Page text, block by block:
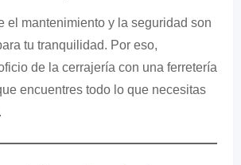
el mantenimiento y la seguridad son
tu tranquilidad. Por eso,
de la cerrajería con una ferretería
encuentres todo lo que necesitas